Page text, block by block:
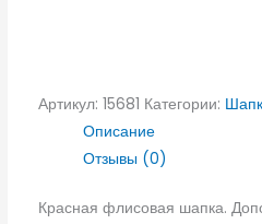
Артикул: 15681 Категории:
Описание
Отзывы (0)
Красная флисовая шапка.